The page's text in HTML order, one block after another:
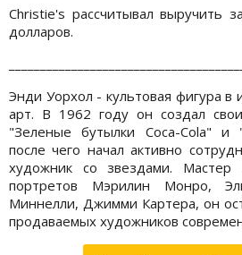
Christie's рассчитывал выручить
долларов.
Энди Уорхол - культовая фигура в
арт. В 1962 году он создал
"Зеленые бутылки Coca-Cola" и
после чего начал активно
художник со звездами. Мастер
портретов Мэрилин Монро,
Миннелли, Джимми Картера, он
продаваемых художников